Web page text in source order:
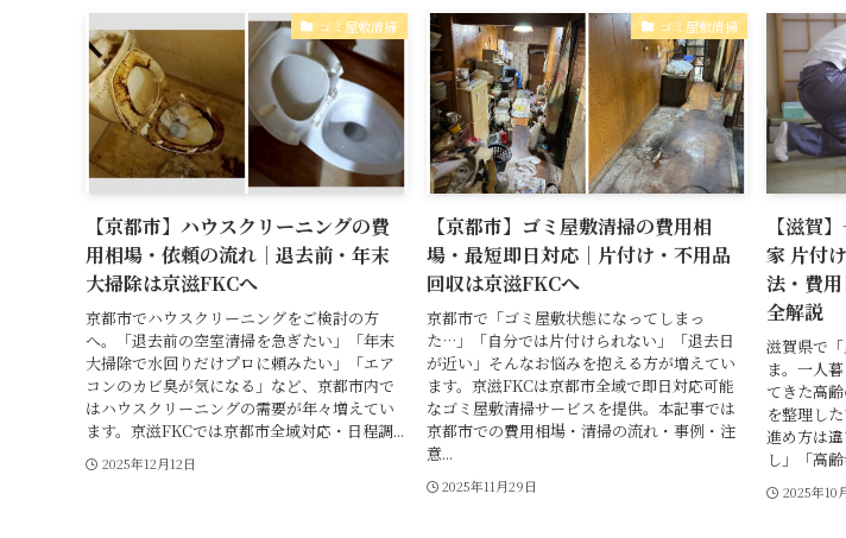
ゴミ屋敷清掃
【京都市】ハウスクリーニングの費
用相場・依頼の流れ｜退去前・年末
大掃除は京滋FKCへ
京都市でハウスクリーニングをご検討の方
へ。「退去前の空室清掃を急ぎたい」「年末
大掃除で水回りだけプロに頼みたい」「エア
コンのカビ臭が気になる」など、京都市内で
はハウスクリーニングの需要が年々増えてい
ます。京滋FKCでは京都市全域対応・日程調...
2025年12月12日
ゴミ屋敷清掃
【京都市】ゴミ屋敷清掃の費用相
場・最短即日対応｜片付け・不用品
回収は京滋FKCへ
京都市で「ゴミ屋敷状態になってしまっ
た…」「自分では片付けられない」「退去日
が近い」そんなお悩みを抱える方が増えてい
ます。京滋FKCは京都市全域で即日対応可能
なゴミ屋敷清掃サービスを提供。本記事では
京都市での費用相場・清掃の流れ・事例・注
意...
2025年11月29日
【滋賀
家 片付
法・費
全解説
滋賀県で
ま。一人
てきた高
を整理し
進め方は
し」「高
2025年10